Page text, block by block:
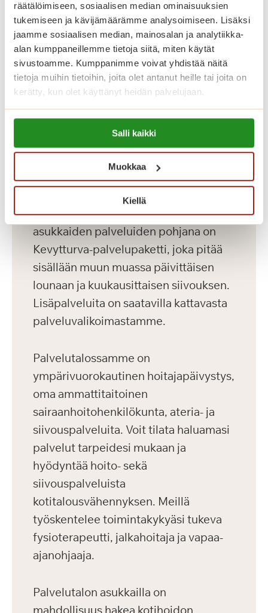
räätälöimiseen, sosiaalisen median ominaisuuksien
tukemiseen ja kävijämäärämme analysoimiseen. Lisäksi
jaamme sosiaalisen median, mainosalan ja analytiikka-
alan kumppaneillemme tietoja siitä, miten käytät
sivustoamme. Kumppanimme voivat yhdistää näitä
tietoja muihin tietoihin, joita olet antanut heille tai joita on
kerätty, kun olet käyttänyt heidän palvelujaan.
Lue lisää evästeistä:
https://sagacare.fi/evasteet/
Salli kaikki
Muokkaa
Kiellä
Katso vapaat senioriasunnot
Koti palveluiden keskellä
Saga Helapuistossa kotisi on
palveluiden keskellä. Asumiskuluun
sisältyy asunnon vuokra sekä yhteiset
tilat, joita ovat talon oma ravintola,
kahvila, kirjasto, kuntosali ja
saunaosasto. Kaikilla asukkailla on
lisäksi palvelupaketti. Uusien
asukkaiden palveluiden pohjana on
Kevytturva-palvelupaketti, joka pitää
sisällään muun muassa päivittäisen
lounaan ja kuukausittaisen siivouksen.
Lisäpalveluita on saatavilla kattavasta
palveluvalikoimastamme.
Palvelutalossamme on
ympärivuorokautinen hoitajapäivystys,
oma ammattitaitoinen
sairaanhoitohenkilökunta, ateria- ja
siivouspalveluita. Voit tilata haluamasi
palvelut tarpeidesi mukaan ja
hyödyntää hoito- sekä
siivouspalveluista
kotitalousvähennyksen. Meillä
työskentelee toimintakykyäsi tukeva
fysioterapeutti, jalkahoitaja ja vapaa-
ajanohjaaja.
Palvelutalon asukkailla on
mahdollisuus hakea kotihoidon